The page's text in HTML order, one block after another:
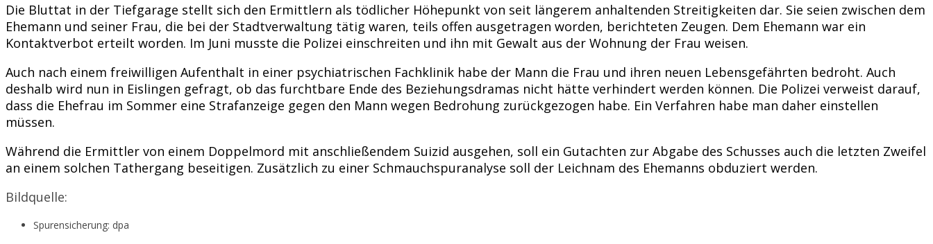
Die Bluttat in der Tiefgarage stellt sich den Ermittlern als tödlicher Höhepunkt von seit längerem anhaltenden Streitigkeiten dar. Sie seien zwischen dem
Ehemann und seiner Frau, die bei der Stadtverwaltung tätig waren, teils offen ausgetragen worden, berichteten Zeugen. Dem Ehemann war ein
Kontaktverbot erteilt worden. Im Juni musste die Polizei einschreiten und ihn mit Gewalt aus der Wohnung der Frau weisen.
Auch nach einem freiwilligen Aufenthalt in einer psychiatrischen Fachklinik habe der Mann die Frau und ihren neuen Lebensgefährten bedroht. Auch
deshalb wird nun in Eislingen gefragt, ob das furchtbare Ende des Beziehungsdramas nicht hätte verhindert werden können. Die Polizei verweist darauf,
dass die Ehefrau im Sommer eine Strafanzeige gegen den Mann wegen Bedrohung zurückgezogen habe. Ein Verfahren habe man daher einstellen
müssen.
Während die Ermittler von einem Doppelmord mit anschließendem Suizid ausgehen, soll ein Gutachten zur Abgabe des Schusses auch die letzten Zweifel
an einem solchen Tathergang beseitigen. Zusätzlich zu einer Schmauchspuranalyse soll der Leichnam des Ehemanns obduziert werden.
Bildquelle:
Spurensicherung: dpa